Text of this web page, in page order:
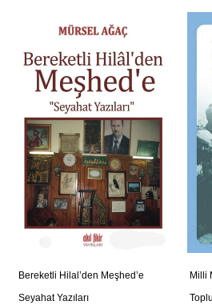
Bereketli Hilal’den Meşhed’e
Seyahat Yazıları
Milli